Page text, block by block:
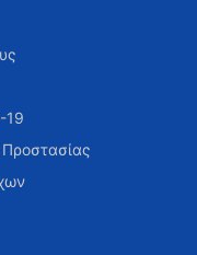
19
Προστασίας